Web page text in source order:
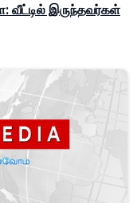
வீட்டில் இருந்தவர்கள்